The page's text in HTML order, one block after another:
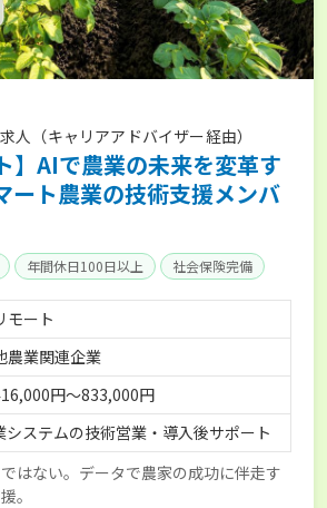
人（キャリアアドバイザー経由）
】AIで農業の未来を変革す
ート農業の技術支援メンバ
年間休日100日以上 社会保険完備
モート
農業関連企業
円～833,000円
システムの技術営業・導入後サポート
ではない。データで農家の成功に伴走す
。